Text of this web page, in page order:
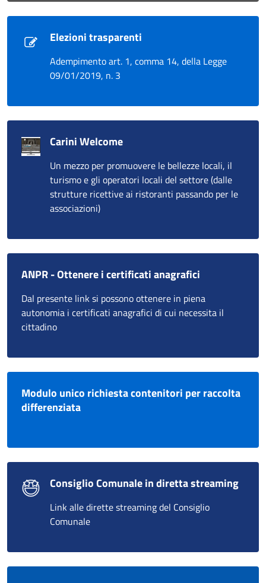
Elezioni trasparenti
Adempimento art. 1, comma 14, della Legge
09/01/2019, n. 3
Carini Welcome
Un mezzo per promuovere le bellezze locali, il
turismo e gli operatori locali del settore (dalle
strutture ricettive ai ristoranti passando per le
associazioni)
ANPR - Ottenere i certificati anagrafici
Dal presente link si possono ottenere in piena
autonomia i certificati anagrafici di cui necessita il
cittadino
Modulo unico richiesta contenitori per raccolta
differenziata
Consiglio Comunale in diretta streaming
Link alle dirette streaming del Consiglio
Comunale